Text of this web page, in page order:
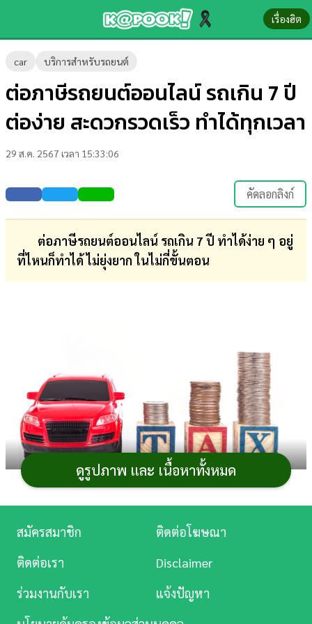
เรื่องฮิต
car บริการสำหรับรถยนต์
ต่อภาษีรถยนต์ออนไลน์ รถเกิน 7 ปี
ต่อง่าย สะดวกรวดเร็ว ทำได้ทุกเวลา
29 ส.ค. 2567 เวลา 15:33:06
คัดลอกลิงก์
ต่อภาษีรถยนต์ออนไลน์ รถเกิน 7 ปี ทำได้ง่าย ๆ อยู่
ที่ไหนก็ทำได้ ไม่ยุ่งยาก ในไม่กี่ขั้นตอน
เกิน 7 ปี จะไม่สามารถยื่นชำระภาษีรถยนต์ประจำปีทาง
ออนไลน์ได้ แต่ล่าสุดนี้ทางกรมการขนส่งทางบกอนุญาตให้
รวมถึงรถมอเตอร์ไซค์
ที่มีอายุเกิน 5 ปี สามารถยื่นชำระภาษี
ประจำปีผ่านช่องทางออนไลน์ได้แล้ว อีกทั้งยังมีวิธีการยื่นที่
ดูรูปภาพ และ เนื้อหาทั้งหมด
ข่าว-
ความ
รู้
บันเทิง
ตรวจ
หวย
ผล
บอล
การ
ศึกษา
บันเทิง
ดู
Music
สมัครสมาชิก
ติดต่อโฆษณา
ติดต่อเรา
Disclaimer
ร่วมงานกับเรา
แจ้งปัญหา